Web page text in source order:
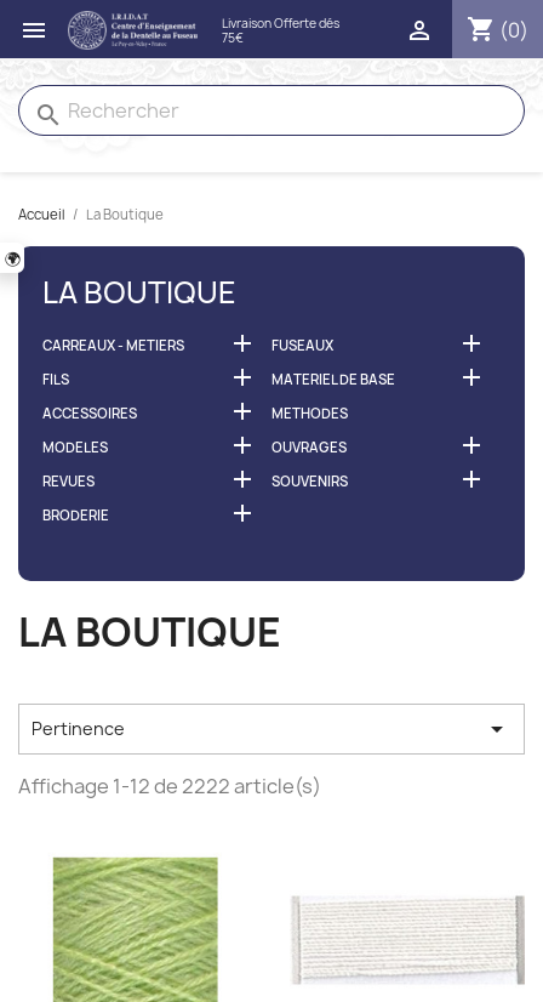
🌍
 shopping_cart (0)

search
Accueil La Boutique
LA BOUTIQUE
CARREAUX - METIERS  FUSEAUX 
FILS  MATERIEL DE BASE 
ACCESSOIRES 
METHODES
MODELES
 OUVRAGES 
REVUES  SOUVENIRS 
BRODERIE 
LA BOUTIQUE
Pertinence 
Affichage 1-12 de 2222 article(s)